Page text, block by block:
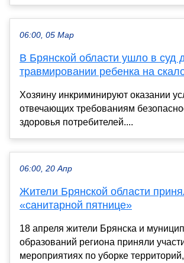
06:00, 05 Мар
В Брянской области ушло в суд
травмировании ребенка на
Хозяину инкриминируют оказании
отвечающих требованиям
здоровья потребителей....
06:00, 20 Апр
Жители Брянской области
«санитарной пятнице»
18 апреля жители Брянска и
образований региона приняли
мероприятиях по уборке